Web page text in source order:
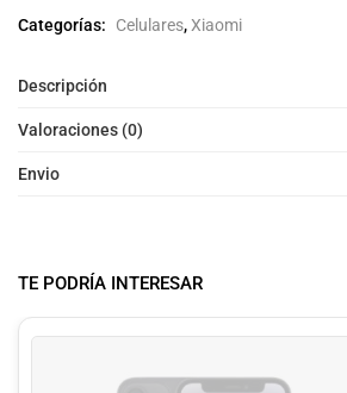
Categorías: Celulares,Xiaomi
Descripción
Valoraciones (0)
Envio
TE PODRÍA INTERESAR